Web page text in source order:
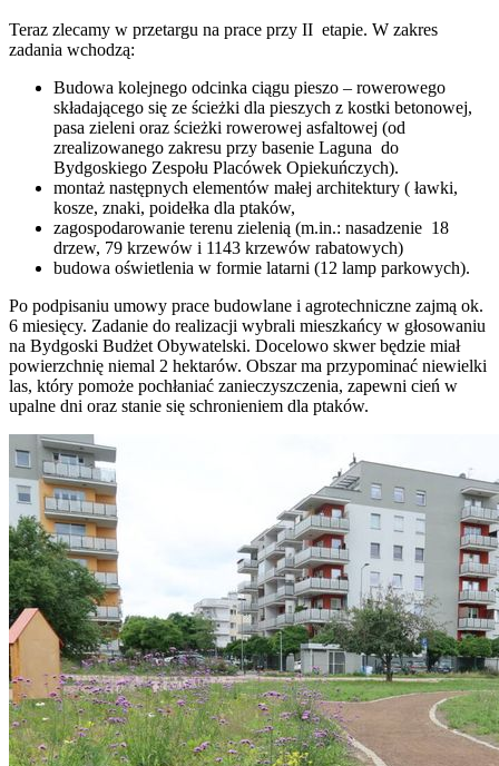
Teraz zlecamy w przetargu na prace przy II etapie. W zakres
zadania wchodzą:
Budowa kolejnego odcinka ciągu pieszo – rowerowego
składającego się ze ścieżki dla pieszych z kostki betonowej,
pasa zieleni oraz ścieżki rowerowej asfaltowej (od
zrealizowanego zakresu przy basenie Laguna do
Bydgoskiego Zespołu Placówek Opiekuńczych).
montaż następnych elementów małej architektury ( ławki,
kosze, znaki, poidełka dla ptaków,
zagospodarowanie terenu zielenią (m.in.: nasadzenie 18
drzew, 79 krzewów i 1143 krzewów rabatowych)
budowa oświetlenia w formie latarni (12 lamp parkowych).
Po podpisaniu umowy prace budowlane i agrotechniczne zajmą ok.
6 miesięcy. Zadanie do realizacji wybrali mieszkańcy w głosowaniu
na Bydgoski Budżet Obywatelski. Docelowo skwer będzie miał
powierzchnię niemal 2 hektarów. Obszar ma przypominać niewielki
las, który pomoże pochłaniać zanieczyszczenia, zapewni cień w
upalne dni oraz stanie się schronieniem dla ptaków.